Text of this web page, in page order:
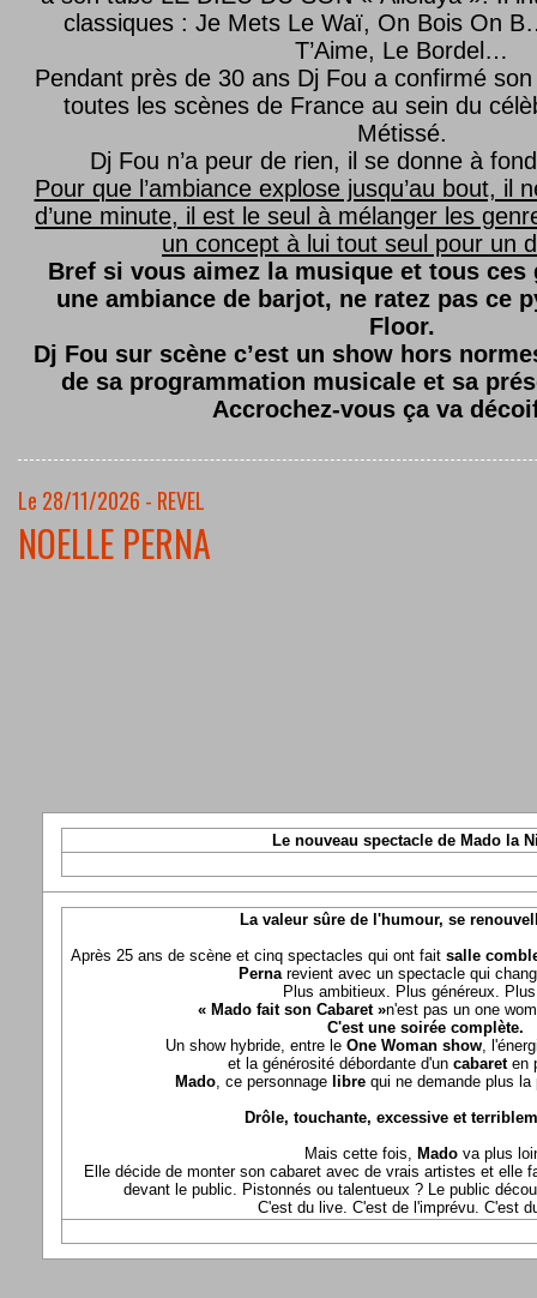
classiques : Je Mets Le Waï, On Bois On
T’Aime, Le Bordel…
Pendant près de 30 ans Dj Fou a confirmé son
toutes les scènes de France au sein du
Métissé.
Dj Fou n’a peur de rien, il se donne à
Pour que l’ambiance explose jusqu’au bout, il
d’une minute, il est le seul à mélanger les
un concept à lui tout seul pour un
Bref si vous aimez la musique et tous ces
une ambiance de barjot, ne ratez pas ce
Floor.
Dj Fou sur scène c’est un show hors
de sa programmation musicale et sa
Accrochez-vous ça va
Le 28/11/2026 - REVEL
NOELLE PERNA
Le nouveau spectacle de Mado la
La valeur sûre de l'humour, se
Après 25 ans de scène et cinq spectacles qui ont fait salle
Pernarevient avec un spectacle qui
Plus ambitieux. Plus généreux.
« Mado fait son Cabaret »n'est pas un one
C'est une soirée complète.
Un show hybride, entre le One Woman show,
et la générosité débordante d'un cabaret en
Mado, ce personnage librequi ne demande plus la
Drôle, touchante, excessive et
Mais cette fois, Mado va plus
Elle décide de monter son cabaret avec de vrais artistes et elle
devant le public. Pistonnés ou talentueux ? Le public
C'est du live. C'est de l'imprévu. C'est